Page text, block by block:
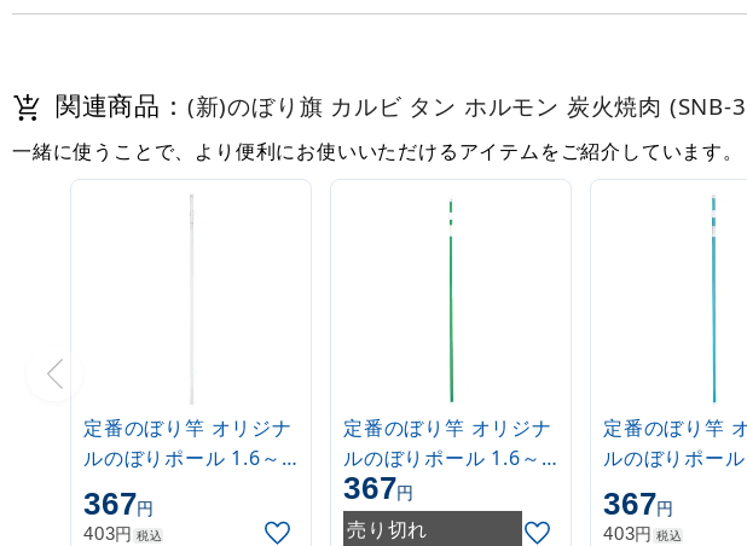
関連商品： (新)のぼり旗 カルビ タン ホルモン 炭火焼肉 (SNB-
一緒に使うことで、より便利にお使いいただけるアイテムをご紹介しています。
定番のぼり竿 オリジナ
ルのぼりポール 1.6～
3m 伸縮式 白
(30537***)
367円
403円 税込
定番のぼり竿 オリジナ
ルのぼりポール 1.6～
3m 伸縮式 緑
(30537GRN)
367円
売り切れ
定番のぼり竿
ルのぼりポー
3m 伸縮式 水色
(30537SBL)
367円
403円 税込